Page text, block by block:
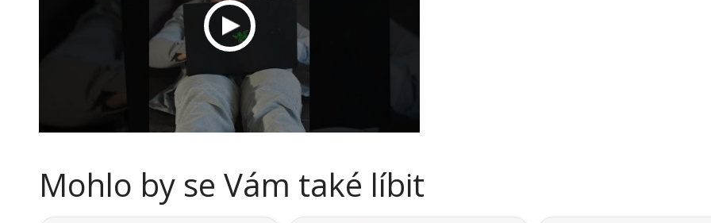
Mohlo by se Vám také líbit